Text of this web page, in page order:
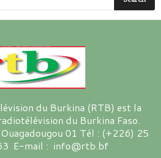
du Burkina (RTB) est la
du Burkina Faso.
01 Tél : (+226) 25
E-mail : info@rtb.bf